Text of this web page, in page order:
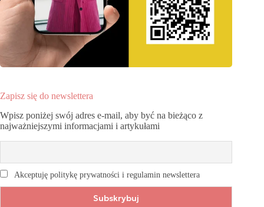
Zapisz się do newslettera
Wpisz poniżej swój adres e-mail, aby być na bieżąco z
najważniejszymi informacjami i artykułami
Akceptuję politykę prywatności i regulamin newslettera